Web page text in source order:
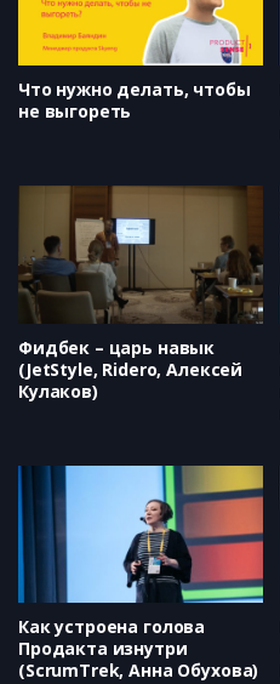
Что нужно делать, чтобы
не выгореть
Фидбек – царь навык
(JetStyle, Ridero, Алексей
Кулаков)
Как устроена голова
Продакта изнутри
(ScrumTrek, Анна Обухова)